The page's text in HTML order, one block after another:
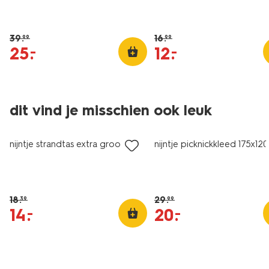
39.99
25.
–
16.99
12.
–
dit vind je misschien ook leuk
sale
nijntje strandtas extra groot
18.39
14.
–
sale
nijntje picknickkleed
29.99
20.
–